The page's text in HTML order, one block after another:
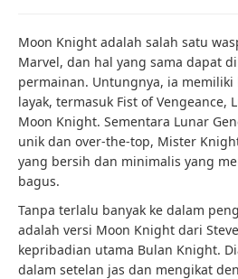
Moon Knight adalah salah satu
Marvel, dan hal yang sama dapat
permainan. Untungnya, ia
layak, termasuk Fist of Vengeance,
Moon Knight. Sementara Lunar
unik dan over-the-top, Mister
yang bersih dan minimalis yang
bagus.
Tanpa terlalu banyak ke dalam
adalah versi Moon Knight dari
kepribadian utama Bulan Knight.
dalam setelan jas dan mengikat